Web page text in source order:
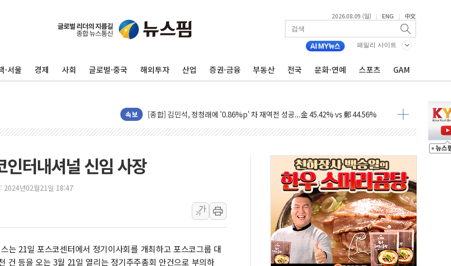
2026.08.09 (일) | ENG | 中文
패밀리 사이트
·서울 경제 사회 글로벌·중국 해외투자 산업 증권·금융 부동산 전국 문화·연예 스포츠 GAM
속보
포항시 재난예산 40억 긴급 투입…고수온 양식장 복구·지원 '총력'
[종합] 김민석, 정청래에 '0.86%p' 차 재역전 성공...金 45.42% vs 鄭 44.56%
인천 합동연설회 나선 송영길·정청래·김민석 당대표 후보
[속보] 민주, 제주·인천 경선 결과 발표...김민석 47.75% 정청래 42.08%
[속보] 민주, 인천 경선 결과 발표...김민석 45.09% 정청래 43.27% 송영길 11.63%
[속보] 민주, 제주 경선 결과 발표...김민석 52.64% 정청래 39.89% 송영길 7.47%
이번주 국내 주요 금융일정(8.10~8.14)
美, 이란전 출구전략 만지작…공습 한계·탄약 부족 현실화
강릉·동해·삼척 시간당 최대 50㎜ 폭우…강원 동해안 강한 비 이어져
폐기물 수거하다 참변…60대 환경미화원 수거차에 치여 사망
터내셔널 신임 사장
2024년02월21일 18:47
가
가
는 21일 포스코센터에서 정기이사회를 개최하고 포스코그룹 대
건 등을 오는 3월 21일 열리는 정기주주총회 안건으로 부의하